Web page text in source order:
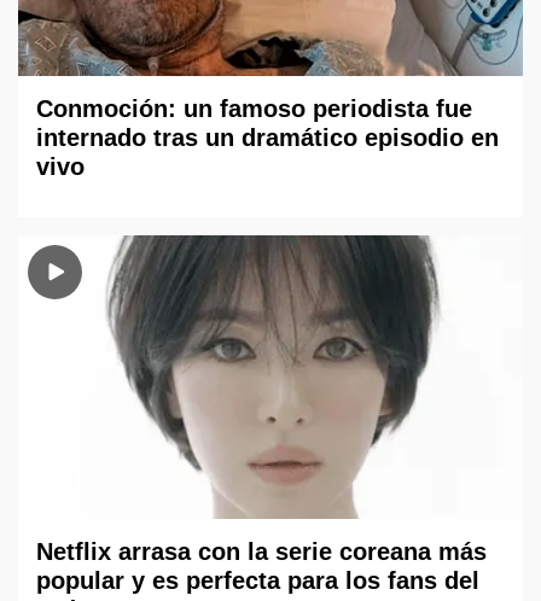
Conmoción: un famoso periodista fue
internado tras un dramático episodio en
vivo
Netflix arrasa con la serie coreana más
popular y es perfecta para los fans del